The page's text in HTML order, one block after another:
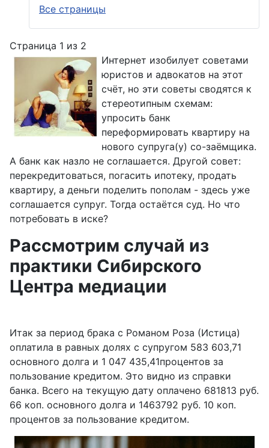
Все страницы
Страница 1 из 2
Интернет изобилует советами
юристов и адвокатов на этот
счёт, но эти советы сводятся к
стереотипным схемам:
упросить банк
переформировать квартиру на
нового супруга(у) со-заёмщика.
А банк как назло не соглашается. Другой совет:
перекредитоваться, погасить ипотеку, продать
квартиру, а деньги поделить пополам - здесь уже
соглашается супруг. Тогда остаётся суд. Но что
потребовать в иске?
Рассмотрим случай из
практики Сибирского
Центра медиации
Итак за период брака с Романом Роза (Истица)
оплатила в равных долях с супругом 583 603,71
основного долга и 1 047 435,41процентов за
пользование кредитом. Это видно из справки
банка. Всего на текущую дату оплачено 681813 руб.
66 коп. основного долга и 1463792 руб. 10 коп.
процентов за пользование кредитом.